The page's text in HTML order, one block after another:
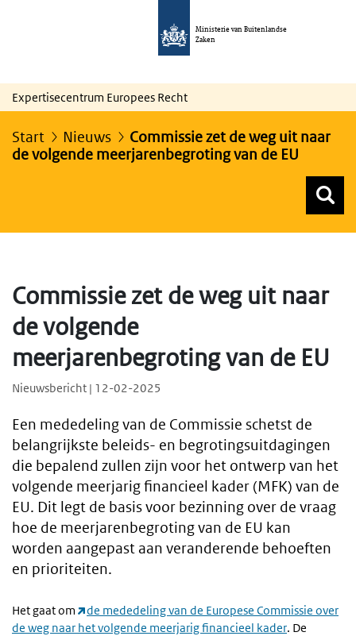
Ministerie van Buitenlandse
Zaken
Expertisecentrum Europees Recht
Start Nieuws
Commissie zet de weg uit naar
de volgende meerjarenbegroting van de EU
Commissie zet de weg uit naar
de volgende
meerjarenbegroting van de EU
Nieuwsbericht | 12-02-2025
Een mededeling van de Commissie schetst de
belangrijkste beleids- en begrotingsuitdagingen
die bepalend zullen zijn voor het ontwerp van het
volgende meerjarig financieel kader (MFK) van de
EU. Dit legt de basis voor bezinning over de vraag
hoe de meerjarenbegroting van de EU kan
worden aangepast aan veranderende behoeften
en prioriteiten.
Het gaat om
de mededeling van de Europese Commissie over
de weg naar het volgende meerjarig financieel kader. De